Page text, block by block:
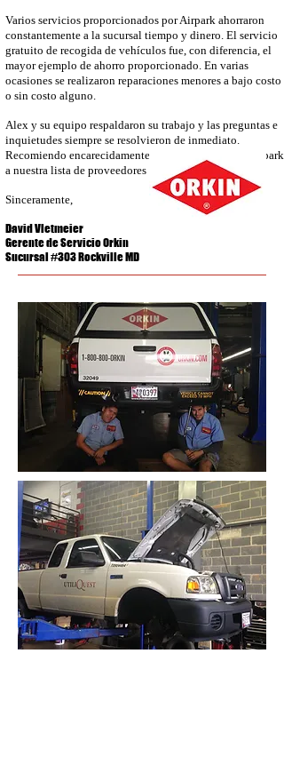
Varios servicios proporcionados por Airpark ahorraron
constantemente a la sucursal tiempo y dinero. El servicio
gratuito de recogida de vehículos fue, con diferencia, el
mayor ejemplo de ahorro proporcionado. En varias
ocasiones se realizaron reparaciones menores a bajo costo
o sin costo alguno.
Alex y su equipo respaldaron su trabajo y las preguntas e
inquietudes siempre se resolvieron de inmediato.
Recomiendo encarecidamente la incorporación de Airpark
a nuestra lista de proveedores aprobados para Wheels.
Sinceramente,
David Vletmeier
Gerente de Servicio Orkin
Sucursal #303 Rockville MD